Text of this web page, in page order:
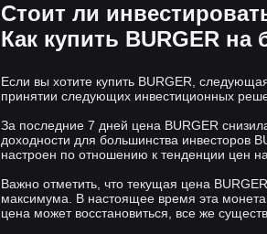
Стоит ли
Как купить BURGER
Если вы хотите купить BURGER,
принятии следующих инвестиционных
За последние 7 дней цена BURGER
доходности для большинства инвесторов
настроен по отношению к тенденции цен
Важно отметить, что текущая цена
максимума. В настоящее время эта
цена может восстановиться, все же